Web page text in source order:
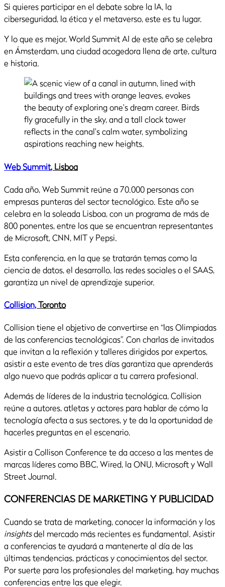
Si quieres participar en el debate sobre la IA, la
ciberseguridad, la ética y el metaverso, este es tu lugar.
Y lo que es mejor, World Summit AI de este año se celebra
en Ámsterdam, una ciudad acogedora llena de arte, cultura
e historia.
Web Summit, Lisboa
Cada año, Web Summit reúne a 70.000 personas con
empresas punteras del sector tecnológico. Este año se
celebra en la soleada Lisboa, con un programa de más de
800 ponentes, entre los que se encuentran representantes
de Microsoft, CNN, MIT y Pepsi.
Esta conferencia, en la que se tratarán temas como la
ciencia de datos, el desarrollo, las redes sociales o el SAAS,
garantiza un nivel de aprendizaje superior.
Collision, Toronto
Collision tiene el objetivo de convertirse en “las Olimpiadas
de las conferencias tecnológicas”. Con charlas de invitados
que invitan a la reflexión y talleres dirigidos por expertos,
asistir a este evento de tres días garantiza que aprenderás
algo nuevo que podrás aplicar a tu carrera profesional.
Además de líderes de la industria tecnológica, Collision
reúne a autores, atletas y actores para hablar de cómo la
tecnología afecta a sus sectores, y te da la oportunidad de
hacerles preguntas en el escenario.
Asistir a Collison Conference te da acceso a las mentes de
marcas líderes como BBC, Wired, la ONU, Microsoft y Wall
Street Journal.
CONFERENCIAS DE MARKETING Y PUBLICIDAD
Cuando se trata de marketing, conocer la información y los
insightsdel mercado más recientes es fundamental. Asistir
a conferencias te ayudará a mantenerte al día de las
últimas tendencias, prácticas y conocimientos del sector.
Por suerte para los profesionales del marketing, hay muchas
conferencias entre las que elegir.